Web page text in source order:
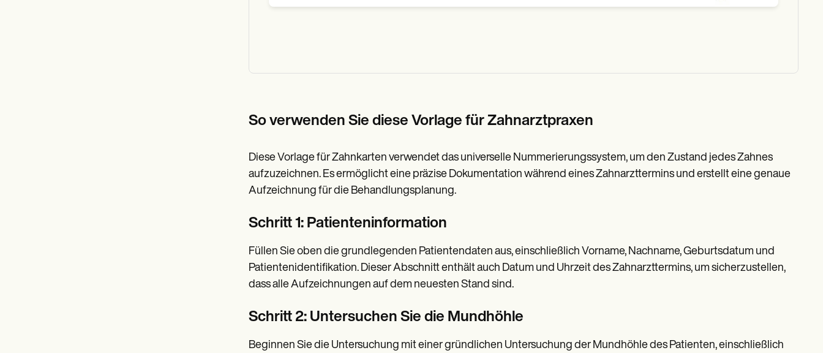
So verwenden Sie diese Vorlage für Zahnarztpraxen
Diese Vorlage für Zahnkarten verwendet das universelle Nummerierungssystem, um den Zustand jedes Zahnes
aufzuzeichnen. Es ermöglicht eine präzise Dokumentation während eines Zahnarzttermins und erstellt eine genaue
Aufzeichnung für die Behandlungsplanung.
Schritt 1: Patienteninformation
Füllen Sie oben die grundlegenden Patientendaten aus, einschließlich Vorname, Nachname, Geburtsdatum und
Patientenidentifikation. Dieser Abschnitt enthält auch Datum und Uhrzeit des Zahnarzttermins, um sicherzustellen,
dass alle Aufzeichnungen auf dem neuesten Stand sind.
Schritt 2: Untersuchen Sie die Mundhöhle
Beginnen Sie die Untersuchung mit einer gründlichen Untersuchung der Mundhöhle des Patienten, einschließlich